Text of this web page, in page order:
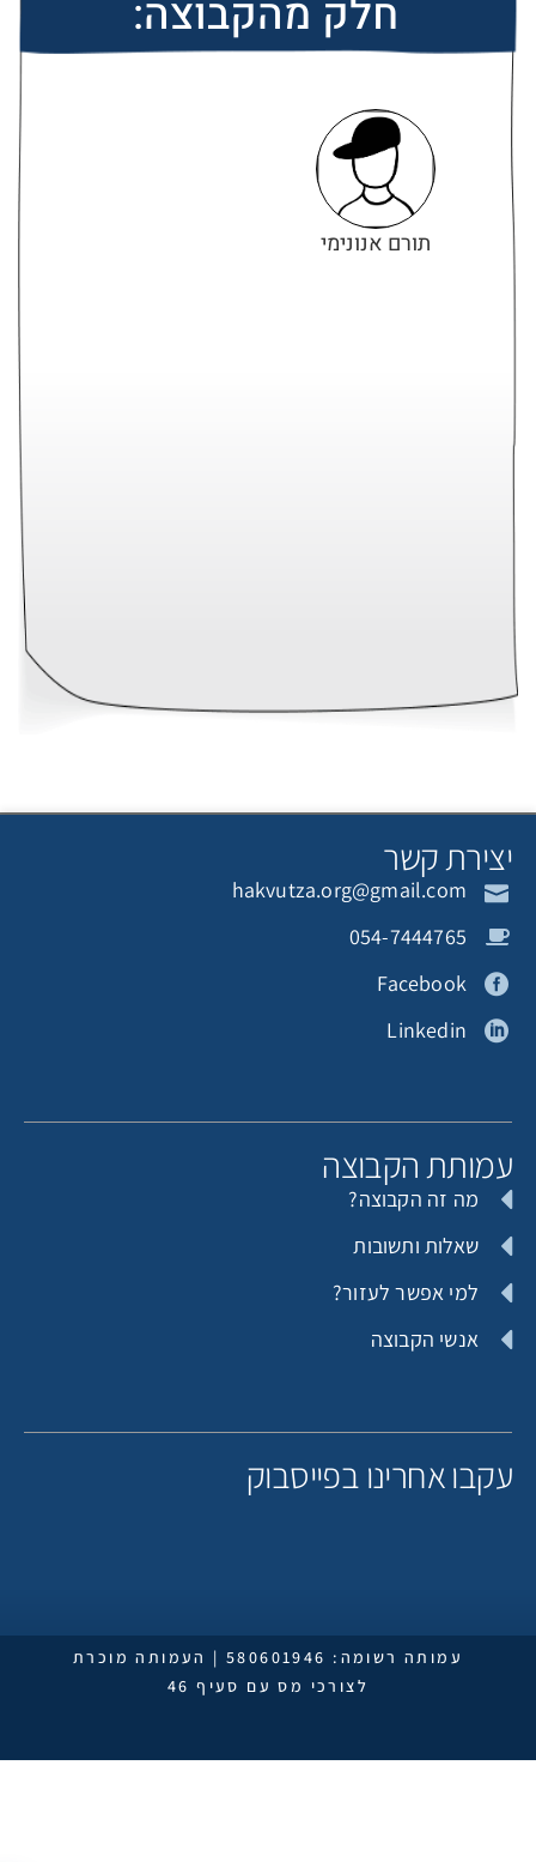
חלק מהקבוצה:
תורם אנונימי
קשר
hakvutza.org@gmail.com
054-7444765
Facebook
Linkedin
הקבוצה
מה זה הקבוצה?
שאלות ותשובות
למי אפשר לעזור?
אנשי הקבוצה
אחרינו בפייסבוק
עמותה רשומה: 580601946 | העמותה מוכרת
לצורכי מס עם סעיף 46